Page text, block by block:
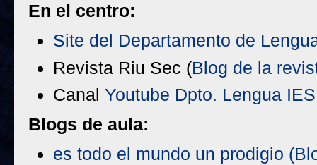
En el centro:
Site del Departamento de
Revista Riu Sec (Blog de la
Canal Youtube Dpto. Lengua
Blogs de aula:
es todo el mundo un prodigio